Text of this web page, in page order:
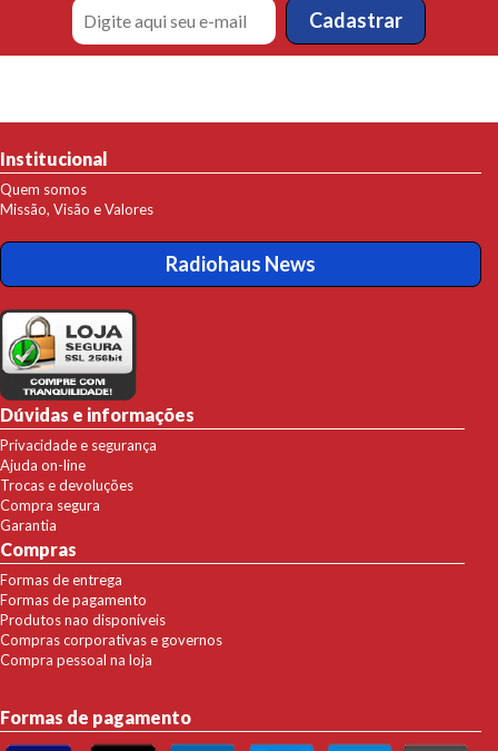
Institucional
Quem somos
Missão, Visão e Valores
Radiohaus News
Dúvidas e informações
Privacidade e segurança
Ajuda on-line
Trocas e devoluções
Compra segura
Garantia
Compras
Formas de entrega
Formas de pagamento
Produtos nao disponíveis
Compras corporativas e governos
Compra pessoal na loja
Formas de pagamento